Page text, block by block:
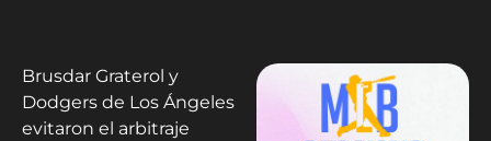
Brusdar Graterol y
Dodgers de Los Ángeles
evitaron el arbitraje